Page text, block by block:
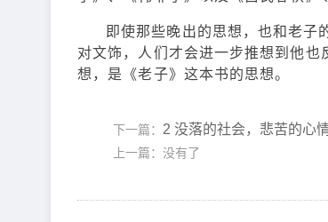
即使那些晚出的思想，也和老子
对文饰，人们才会进一步推想到他
想，是《老子》这本书的思想。
下一篇： 2 没落的社会，悲苦的心
上一篇：没有了